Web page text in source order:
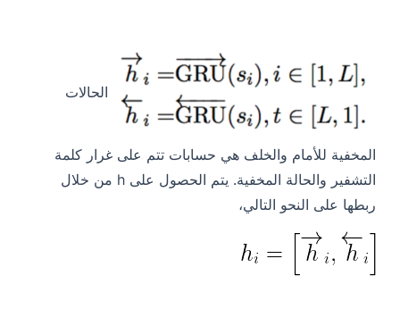
الحالات
المخفية للأمام والخلف هي حسابات تتم على غرار كلمة
التشفير والحالة المخفية.
يتم الحصول على h من خلال
ربطها على النحو التالي،